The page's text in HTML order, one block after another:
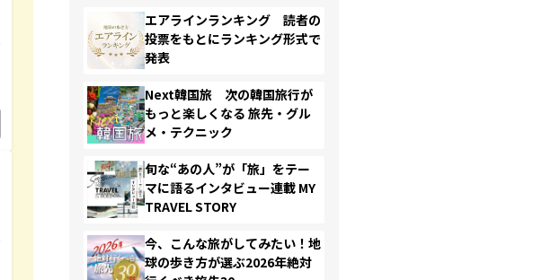
エアラインランキング 読者の
投票をもとにランキング形式で
発表
Next韓国旅 次の韓国旅行が
もっと楽しくなる 旅先・グル
メ・テクニック
旬な“あの人”が「旅」をテー
マに語るインタビュー連載 MY
TRAVEL STORY
今、こんな旅がしてみたい！地
球の歩き方が選ぶ2026年絶対